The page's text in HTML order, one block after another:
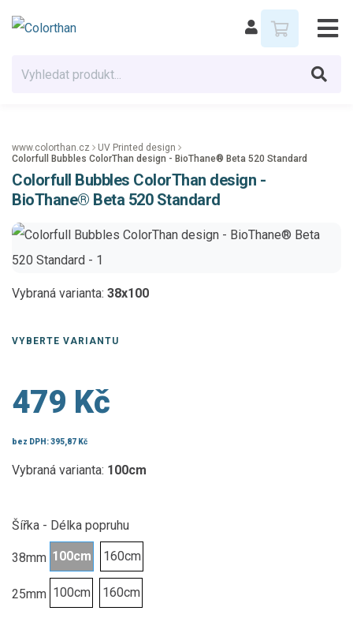
www.colorthan.cz
UV Printed design
Colorfull Bubbles ColorThan design - BioThane® Beta 520 Standard
Colorfull Bubbles ColorThan design -
BioThane® Beta 520 Standard
Vybraná varianta: 38x100
VYBERTE VARIANTU
479 Kč
bez DPH:395,87 Kč
Vybraná varianta: 100cm
Šířka - Délka popruhu
38mm 100cm 160cm
25mm 100cm 160cm